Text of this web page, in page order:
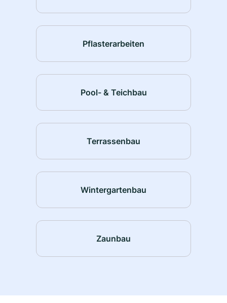
Pflasterarbeiten
Pool- & Teichbau
Terrassenbau
Wintergartenbau
Zaunbau